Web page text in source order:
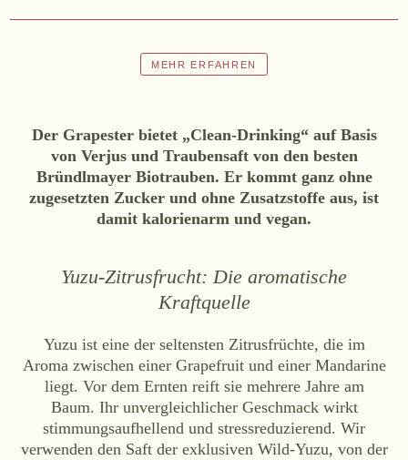
Datenschutz
AGB Widerruf Impressum
MEHR ERFAHREN
Der Grapester bietet „Clean-Drinking“ auf Basis
von Verjus und Traubensaft von den besten
Bründlmayer Biotrauben. Er kommt ganz ohne
zugesetzten Zucker und ohne Zusatzstoffe aus, ist
damit kalorienarm und vegan.
Yuzu-Zitrusfrucht: Die aromatische
Kraftquelle
Yuzu ist eine der seltensten Zitrusfrüchte, die im
Aroma zwischen einer Grapefruit und einer Mandarine
liegt. Vor dem Ernten reift sie mehrere Jahre am
Baum. Ihr unvergleichlicher Geschmack wirkt
stimmungsaufhellend und stressreduzierend. Wir
verwenden den Saft der exklusiven Wild-Yuzu, von der